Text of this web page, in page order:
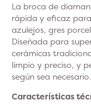
La broca de
rápida y eficaz
azulejos, gres
Diseñada para
cerámicas
limpio y preciso, y
según sea necesario.
Características